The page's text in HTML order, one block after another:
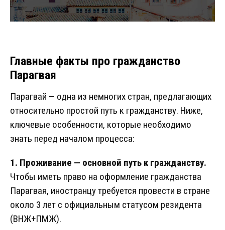
Главные факты про гражданство
Парагвая
Парагвай — одна из немногих стран, предлагающих
относительно простой путь к гражданству. Ниже,
ключевые особенности, которые необходимо
знать перед началом процесса:
1. Проживание — основной путь к гражданству.
Чтобы иметь право на оформление гражданства
Парагвая, иностранцу требуется провести в стране
около 3 лет с официальным статусом резидента
(ВНЖ+ПМЖ).